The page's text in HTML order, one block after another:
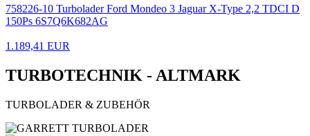
758226-10 Turbolader Ford Mondeo 3 Jaguar X-Type 2,2 TDCI D
150Ps 6S7Q6K682AG
1.189,41 EUR
TURBOTECHNIK - ALTMARK
TURBOLADER & ZUBEHÖR